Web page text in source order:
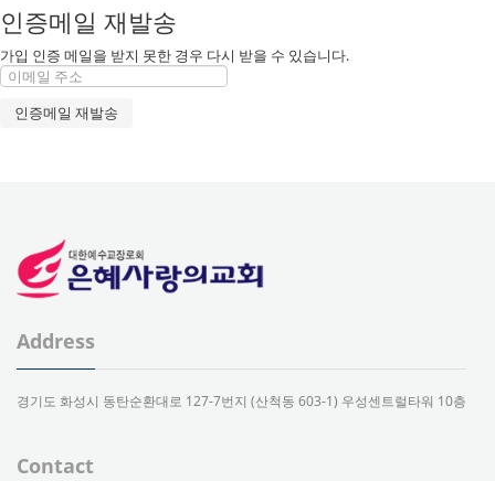
인증메일 재발송
가입 인증 메일을 받지 못한 경우 다시 받을 수 있습니다.
Address
경기도 화성시 동탄순환대로 127-7번지 (산척동 603-1) 우성센트럴타워 10층
Contact